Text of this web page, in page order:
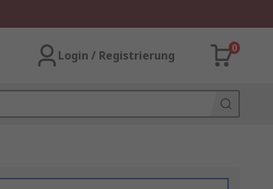
Login / Registrierung
0